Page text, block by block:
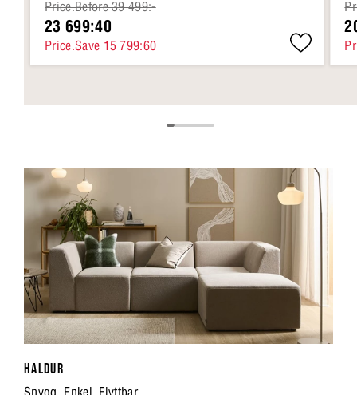
Price.Before 39 499:-
23 699:40
Price.Save 15 799:60
HALDUR
Snygg. Enkel. Flyttbar.